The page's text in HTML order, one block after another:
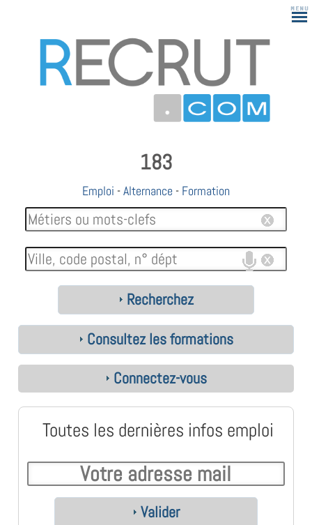
183
Emploi -Alternance - Formation
Recherchez
Consultez les formations
Connectez-vous
Toutes les dernières infos emploi
Valider